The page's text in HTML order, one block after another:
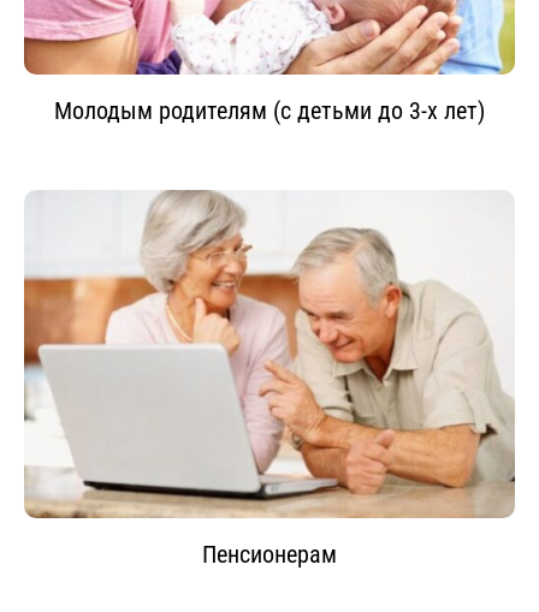
Молодым родителям (с детьми до 3-х лет)
Пенсионерам